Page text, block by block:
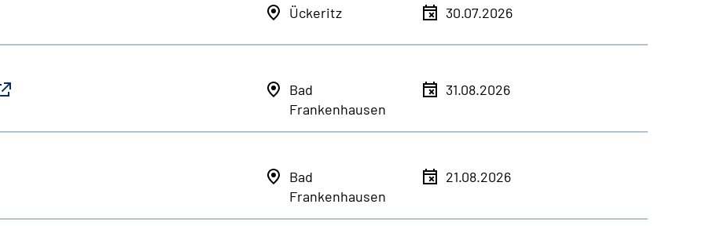
Ückeritz 30.07.2026
Bad
Frankenhausen
31.08.2026
Bad
Frankenhausen
21.08.2026